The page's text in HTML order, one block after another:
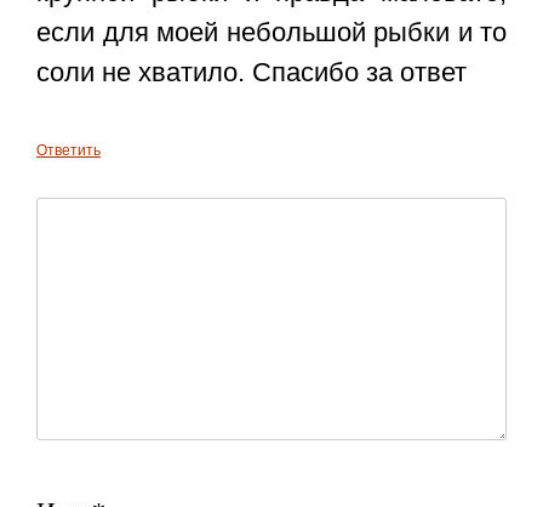
если для моей небольшой рыбки и то
соли не хватило. Спасибо за ответ
Ответить